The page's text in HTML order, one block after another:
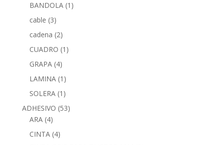
BANDOLA (1)
cable (3)
cadena (2)
CUADRO (1)
GRAPA (4)
LAMINA (1)
SOLERA (1)
ADHESIVO (53)
ARA (4)
CINTA (4)